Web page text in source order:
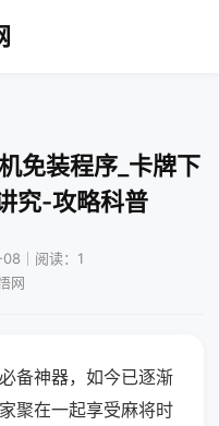
免装程序_卡牌下
究-攻略科普
｜阅读：1
网
备神器，如今已逐渐
聚在一起享受麻将时